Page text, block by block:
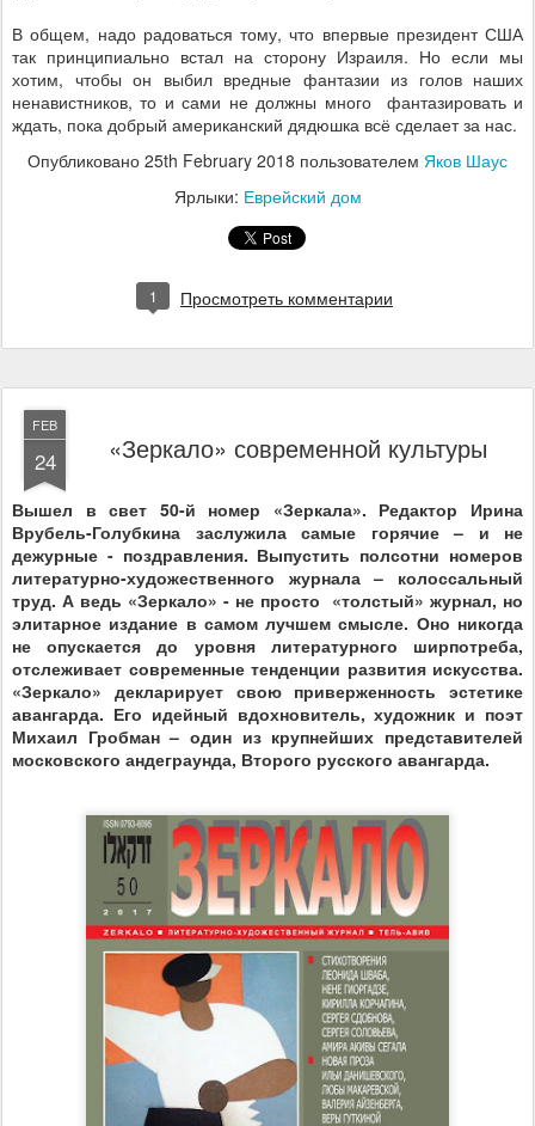
В общем, надо радоваться тому, что впервые президент США
так принципиально встал на сторону Израиля. Но если мы
хотим, чтобы он выбил вредные фантазии из голов наших
ненавистников, то и сами не должны много
фантазировать и
ждать, пока добрый американский дядюшка всё сделает за нас.
Опубликовано 25th February 2018 пользователем Яков Шаус
Ярлыки: Еврейский дом
1 Просмотреть комментарии
FEB
24 «Зеркало» современной культуры
Вышел в свет 50-й номер «Зеркала». Редактор Ирина
Врубель-Голубкина заслужила самые горячие – и не
дежурные - поздравления. Выпустить полсотни номеров
литературно-художественного журнала – колоссальный
труд. А ведь «Зеркало» - не просто «толстый» журнал, но
элитарное издание в самом лучшем смысле. Оно никогда
не опускается до уровня литературного ширпотреба,
отслеживает современные тенденции развития искусства.
«Зеркало» декларирует свою приверженность эстетике
авангарда. Его идейный вдохновитель, художник и поэт
Михаил Гробман – один из крупнейших представителей
московского андеграунда, Второго русского авангарда.